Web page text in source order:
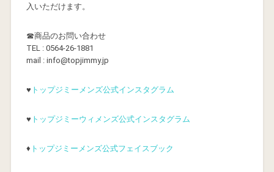
入いただけます。
☎商品のお問い合わせ
TEL : 0564-26-1881
mail : info@topjimmy.jp
♥ トップジミーメンズ公式インスタグラム
♥ トップジミーウィメンズ公式インスタグラム
♦ トップジミーメンズ公式フェイスブック